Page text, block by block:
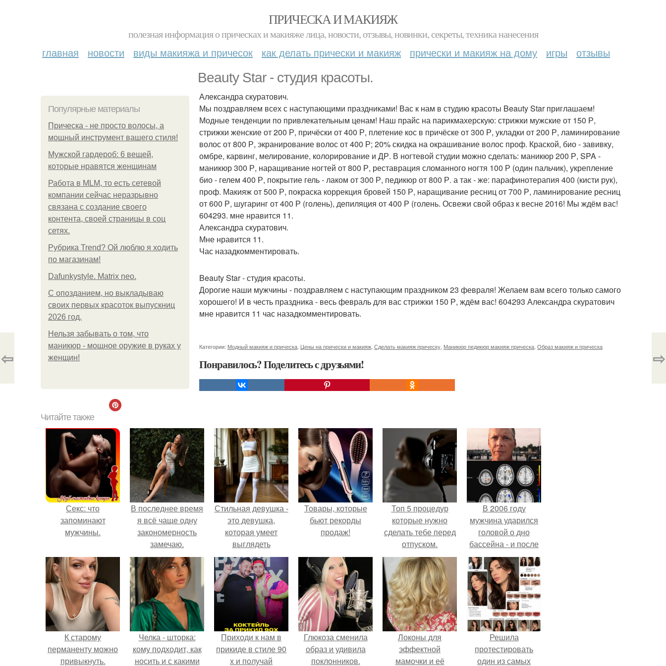
ПРИЧЕСКА И МАКИЯЖ
полезная информация о прическах и макияже лица, новости, отзывы, новинки, секреты, техника нанесения
главная новости виды макияжа и причесок как делать прически и макияж прически и макияж на дому игры отзывы
Beauty Star - студия красоты.
Популярные материалы
Прическа - не просто волосы, а
мощный инструмент вашего стиля!
Мужской гардероб: 6 вещей,
которые нравятся женщинам
Работа в MLM, то есть сетевой
компании сейчас неразрывно
связана с создание своего
контента, своей страницы в соц
сетях.
Рубрика Trend? Ой люблю я ходить
по магазинам!
Dafunkystyle. Matrix neo.
С опозданием, но выкладываю
своих первых красоток выпускниц
2026 год.
Нельзя забывать о том, что
маникюр - мощное оружие в руках у
женщин!
Александра скуратович.
Мы поздравляем всех с наступающими праздниками! Вас к нам в студию красоты Beauty Star приглашаем!
Модные тенденции по привлекательным ценам! Наш прайс на парикмахерскую: стрижки мужские от 150 Р,
стрижки женские от 200 Р, причёски от 400 Р, плетение кос в причёске от 300 Р, укладки от 200 Р, ламинирование
волос от 800 Р, экранирование волос от 400 Р; 20% скидка на окрашивание волос проф. Краской, био - завивку,
омбре, карвинг, мелирование, колорирование и ДР. В ногтевой студии можно сделать: маникюр 200 Р, SPA -
маникюр 300 Р, наращивание ногтей от 800 Р, реставрация сломанного ногтя 100 Р (один пальчик), укрепление
био - гелем 400 Р, покрытие гель - лаком от 300 Р, педикюр от 800 Р. а так - же: парафинотерапия 400 (кисти рук),
проф. Макияж от 500 Р, покраска коррекция бровей 150 Р, наращивание ресниц от 700 Р, ламинирование ресниц
от 600 Р, шугаринг от 400 Р (голень), депиляция от 400 Р (голень. Освежи свой образ к весне 2016! Мы ждём вас!
604293. мне нравится 11.
Александра скуратович.
Мне нравится 11.
Час назадкомментировать.
Beauty Star - студия красоты.
Дорогие наши мужчины - поздравляем с наступающим праздником 23 февраля! Желаем вам всего только самого
хорошего! И в честь праздника - весь февраль для вас стрижки 150 Р, ждём вас! 604293 Александра скуратович
мне нравится 11 час назадкомментировать.
Категории: Модный макияж и прическа Цены на прически и макияж Сделать макияж прическу Маникюр педикюр макияж прическа Образ макияж и прическа
Понравилось? Поделитесь с друзьями!
⇦ ⇨
Читайте также
Секс: что
запоминают
мужчины.
В последнее время
я всё чаще одну
закономерность
замечаю.
Стильная девушка -
это девушка,
которая умеет
выглядеть
привлекательно и
элегантно в любои
ситуации.
Товары, которые
бьют рекорды
продаж!
Топ 5 процедур
которые нужно
сделать тебе перед
отпуском.
В 2006 году
мужчина ударился
головой о дно
бассейна - и после
этого его жизнь
изменилась самым
странным образом.
К старому
перманенту можно
привыкнуть.
Челка - шторка:
кому подходит, как
носить и с какими
Приходи к нам в
прикиде в стиле 90
х и получай
Глюкоза сменила
образ и удивила
поклонников.
Локоны для
эффектной
мамочки и её
Решила
протестировать
один из самых